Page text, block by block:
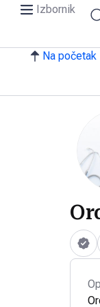
Izbornik
Na početak